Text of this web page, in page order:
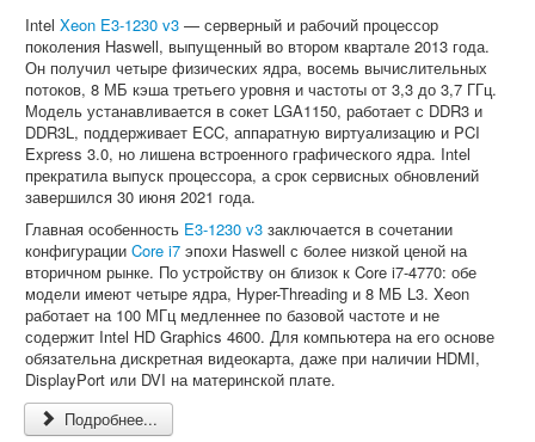
Intel Xeon E3-1230 v3 — серверный и рабочий процессор
поколения Haswell, выпущенный во втором квартале 2013 года.
Он получил четыре физических ядра, восемь вычислительных
потоков, 8 МБ кэша третьего уровня и частоты от 3,3 до 3,7 ГГц.
Модель устанавливается в сокет LGA1150, работает с DDR3 и
DDR3L, поддерживает ECC, аппаратную виртуализацию и PCI
Express 3.0, но лишена встроенного графического ядра. Intel
прекратила выпуск процессора, а срок сервисных обновлений
завершился 30 июня 2021 года.
Главная особенность E3-1230 v3 заключается в сочетании
конфигурации Core i7 эпохи Haswell с более низкой ценой на
вторичном рынке. По устройству он близок к Core i7-4770: обе
модели имеют четыре ядра, Hyper-Threading и 8 МБ L3. Xeon
работает на 100 МГц медленнее по базовой частоте и не
содержит Intel HD Graphics 4600. Для компьютера на его основе
обязательна дискретная видеокарта, даже при наличии HDMI,
DisplayPort или DVI на материнской плате.
Подробнее...